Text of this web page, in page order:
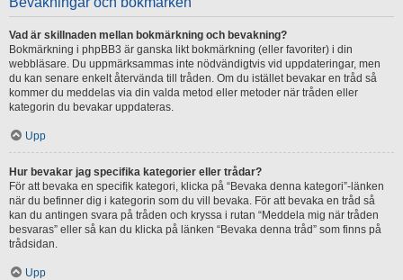
Vad är skillnaden mellan bokmärkning och bevakning?
Bokmärkning i phpBB3 är ganska likt bokmärkning (eller favoriter) i din
webbläsare. Du uppmärksammas inte nödvändigtvis vid uppdateringar, men
du kan senare enkelt återvända till tråden. Om du istället bevakar en tråd så
kommer du meddelas via din valda metod eller metoder när tråden eller
kategorin du bevakar uppdateras.
Upp
Hur bevakar jag specifika kategorier eller trådar?
För att bevaka en specifik kategori, klicka på “Bevaka denna kategori”-länken
när du befinner dig i kategorin som du vill bevaka. För att bevaka en tråd så
kan du antingen svara på tråden och kryssa i rutan “Meddela mig när tråden
besvaras” eller så kan du klicka på länken “Bevaka denna tråd” som finns på
trådsidan.
Upp